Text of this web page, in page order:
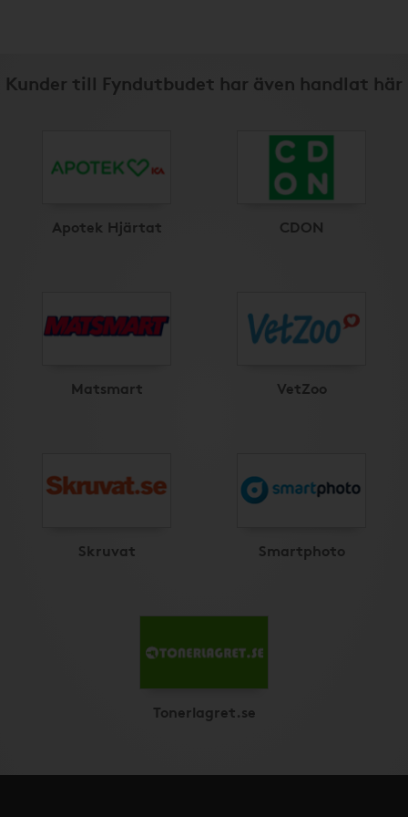
Kunder till Fyndutbudet har även handlat här
Apotek Hjärtat CDON
Matsmart VetZoo
Skruvat Smartphoto
Tonerlagret.se